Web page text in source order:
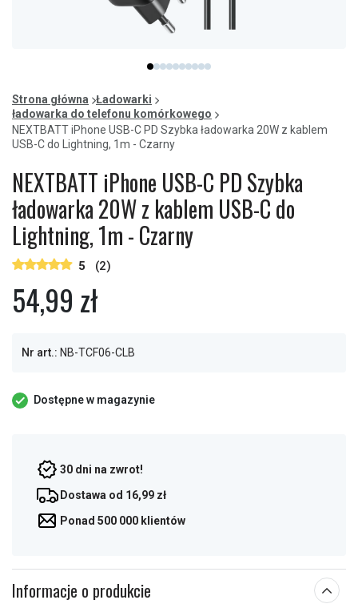
item
0
item
1
item
item
item
item
item
item
item
item
of
10
Strona główna
Ładowarki
ładowarka do telefonu komórkowego
NEXTBATT iPhone USB-C PD Szybka ładowarka 20W z kablem
USB-C do Lightning, 1m - Czarny
NEXTBATT iPhone USB-C PD Szybka
ładowarka 20W z kablem USB-C do
Lightning, 1m - Czarny
5 (2)
54,99 zł
Nr art.: NB-TCF06-CLB
Dostępne w magazynie
30 dni na zwrot!
Dostawa od 16,99 zł
Ponad 500 000 klientów
Informacje o produkcie